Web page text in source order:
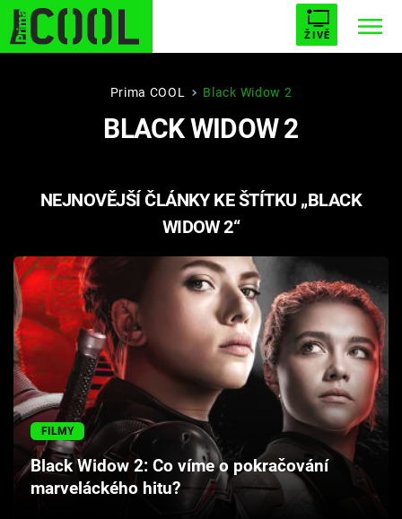
ŽIVĚ
STARHOUSE BUFFY, PŘEMOŽITELKA UPÍRŮ
PLNEJ KOTEL AVENGERS 5
Filmy
Seriály
Hry
Cool Esport
Pořady
Prima COOL Black Widow 2
BLACK WIDOW 2
NEJNOVĚJŠÍ ČLÁNKY KE ŠTÍTKU „BLACK
WIDOW 2“
FILMY
Black Widow 2: Co víme o pokračování
marveláckého hitu?